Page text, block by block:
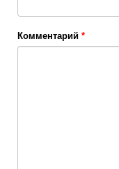
Комментарий *